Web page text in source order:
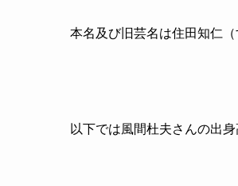
本名及び旧芸名は住田知仁（
以下では風間杜夫さんの出